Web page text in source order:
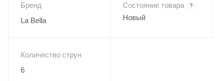
Бренд
La Bella
Состояние товара ?
Новый
Количество струн
6